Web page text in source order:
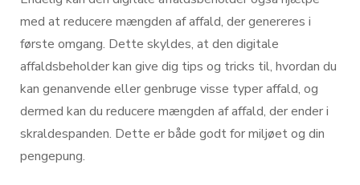
med at reducere mængden af affald, der genereres i
første omgang. Dette skyldes, at den digitale
affaldsbeholder kan give dig tips og tricks til, hvordan du
kan genanvende eller genbruge visse typer affald, og
dermed kan du reducere mængden af affald, der ender i
skraldespanden. Dette er både godt for miljøet og din
pengepung.